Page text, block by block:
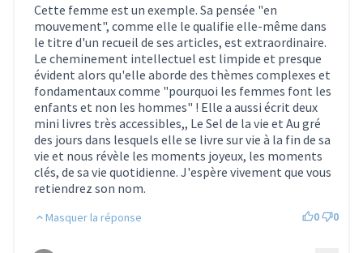
Cette femme est un exemple. Sa pensée "en
mouvement", comme elle le qualifie elle-même dans
le titre d'un recueil de ses articles, est extraordinaire.
Le cheminement intellectuel est limpide et presque
évident alors qu'elle aborde des thèmes complexes et
fondamentaux comme "pourquoi les femmes font les
enfants et non les hommes" ! Elle a aussi écrit deux
mini livres très accessibles,, Le Sel de la vie et Au gré
des jours dans lesquels elle se livre sur vie à la fin de sa
vie et nous révèle les moments joyeux, les moments
clés, de sa vie quotidienne. J'espère vivement que vous
retiendrez son nom.
Masquer la réponse 0 0